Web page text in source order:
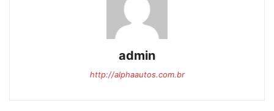
admin
http://alphaautos.com.br